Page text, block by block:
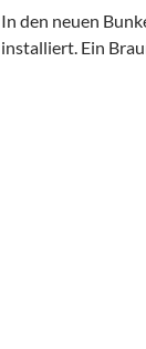
In den neuen
installiert. Ein